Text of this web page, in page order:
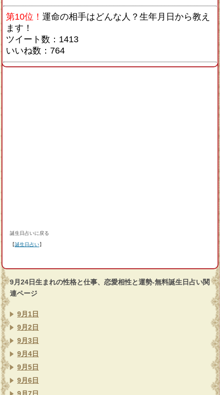
第10位！ 運命の相手はどんな人？生年月日から教え
ます！
ツイート数：1413
いいね数：764
誕生日占いに戻る
【誕生日占い】
9月24日生まれの性格と仕事、恋愛相性と運勢-無料誕生日占い関
連ページ
9月1日
9月2日
9月3日
9月4日
9月5日
9月6日
9月7日